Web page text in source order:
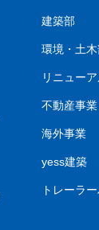
建築部
環境・土
リニュー
不動産事
海外事業
yess建築
トレーラ